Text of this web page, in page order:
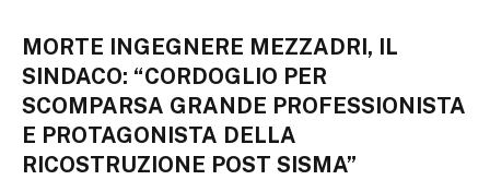
MORTE INGEGNERE MEZZADRI, IL
SINDACO: “CORDOGLIO PER
SCOMPARSA GRANDE PROFESSIONISTA
E PROTAGONISTA DELLA
RICOSTRUZIONE POST SISMA”